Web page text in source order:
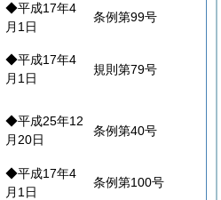
◆平成17年4
月1日
条例第99号
◆平成17年4
月1日
規則第79号
◆平成25年12
月20日
条例第40号
◆平成17年4
月1日
条例第100号